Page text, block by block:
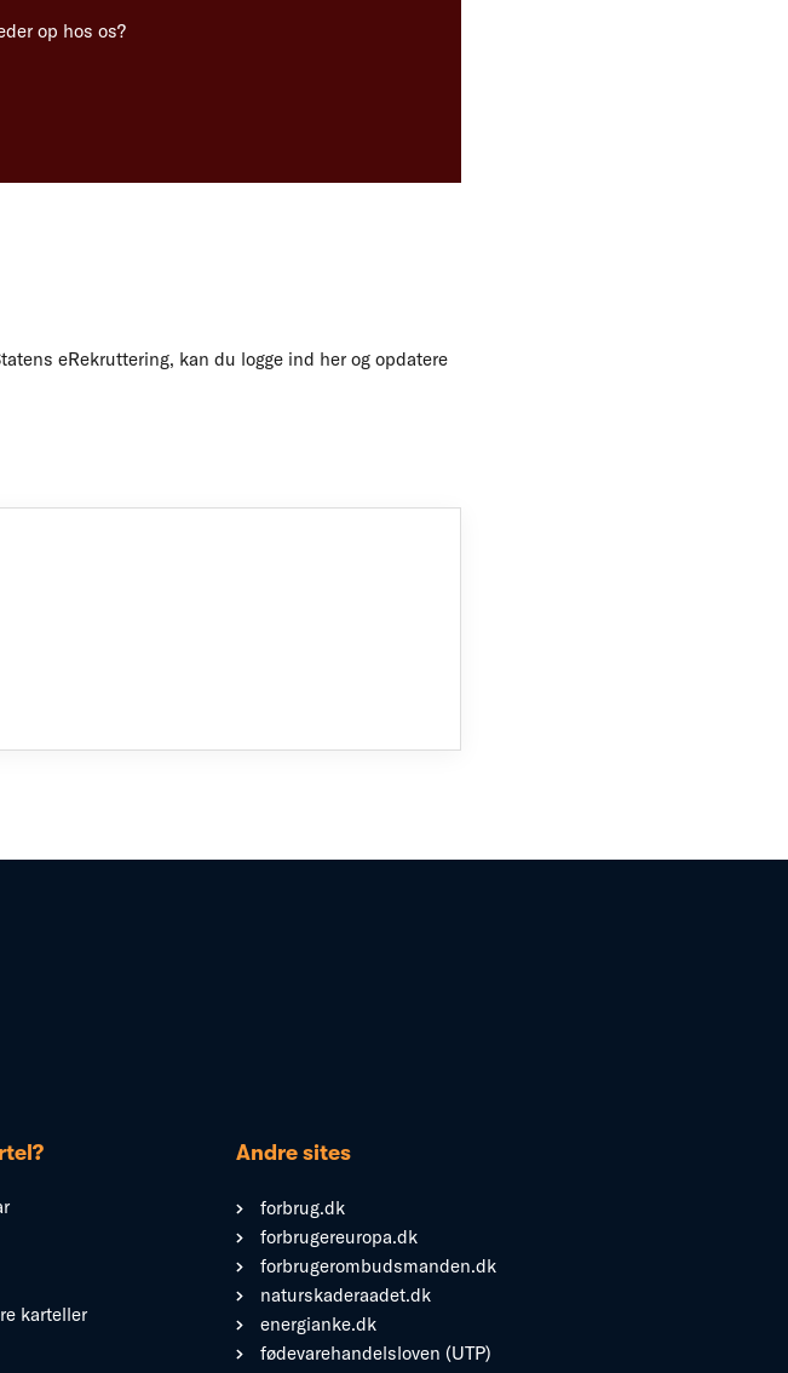
op hos os?
eRekruttering, kan du logge ind her og opdatere
karteller
Andre sites
forbrug.dk
forbrugereuropa.dk
forbrugerombudsmanden.dk
naturskaderaadet.dk
energianke.dk
fødevarehandelsloven (UTP)